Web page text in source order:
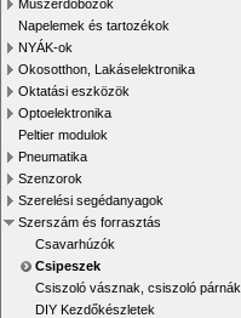
Műszerdobozok
Napelemek és tartozékok
NYÁK-ok
Okosotthon, Lakáselektronika
Oktatási eszközök
Optoelektronika
Peltier modulok
Pneumatika
Szenzorok
Szerelési segédanyagok
Szerszám és forrasztás
Csavarhúzók
Csipeszek
Csiszoló vásznak, csiszoló párnák
DIY Kezdőkészletek